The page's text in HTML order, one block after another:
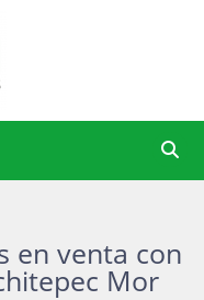
en venta con
Mor